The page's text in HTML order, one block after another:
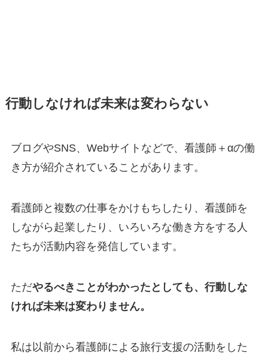
行動しなければ未来は変わらない
ブログやSNS、Webサイトなどで、看護師＋αの働
き方が紹介されていることがあります。
看護師と複数の仕事をかけもちしたり、看護師を
しながら起業したり、いろいろな働き方をする人
たちが活動内容を発信しています。
ただやるべきことがわかったとしても、行動しな
ければ未来は変わりません。
私は以前から看護師による旅行支援の活動をした